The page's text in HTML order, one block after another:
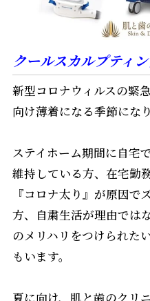
クールスカルプティ
新型コロナウィルスの緊
向け薄着になる季節にな
ステイホーム期間に自宅
維持している方、在宅勤
『コロナ太り』が原因
方、自粛生活が理由では
のメリハリをつけられた
もいます。
夏に向け、肌と歯のクリ